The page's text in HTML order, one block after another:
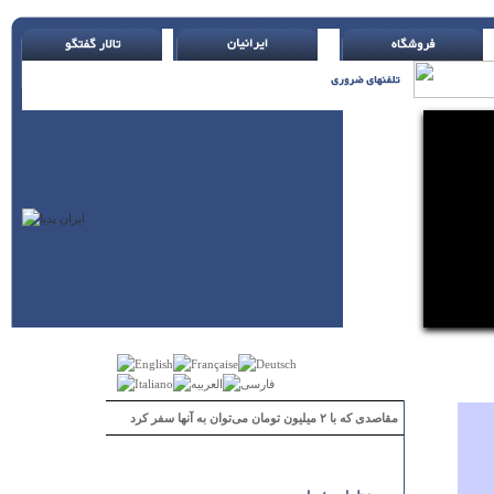
مقاصدی که با ۲ میلیون تومان می‌توان به آنها سفر کرد